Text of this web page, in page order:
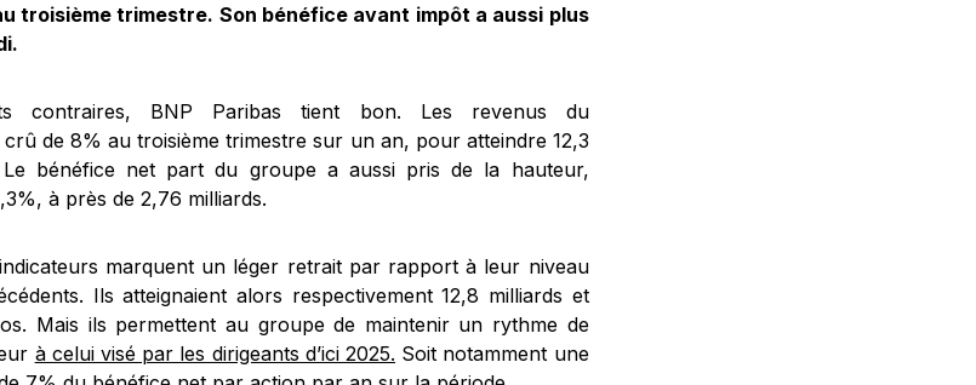
troisième trimestre. Son bénéfice avant impôt a aussi plus
contraires, BNP Paribas tient bon. Les revenus du
de 8% au troisième trimestre sur un an, pour atteindre 12,3
Le bénéfice net part du groupe a aussi pris de la hauteur,
à près de 2,76 milliards.
marquent un léger retrait par rapport à leur niveau
Ils atteignaient alors respectivement 12,8 milliards et
Mais ils permettent au groupe de maintenir un rythme de
à celui visé par les dirigeants d’ici 2025. Soit notamment une